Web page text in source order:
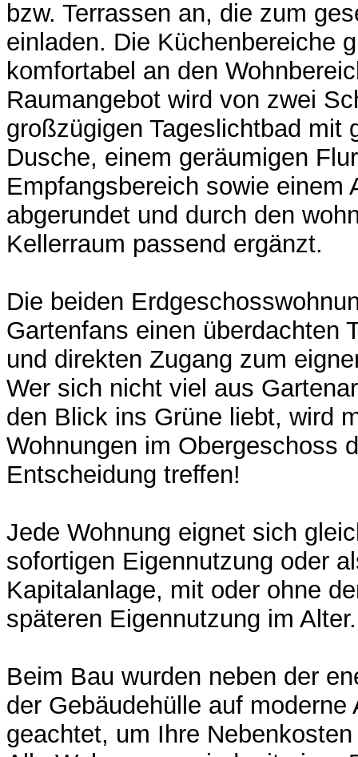
bzw. Terrassen an, die zum
einladen. Die Küchenbereiche
komfortabel an den
Raumangebot wird von zwei
großzügigen Tageslichtbad mit
Dusche, einem geräumigen
Empfangsbereich sowie einem
abgerundet und durch den
Kellerraum passend ergänzt.
Die beiden
Gartenfans einen überdachten
und direkten Zugang zum
Wer sich nicht viel aus
den Blick ins Grüne liebt, wird
Wohnungen im Obergeschoss
Entscheidung treffen!
Jede Wohnung eignet sich
sofortigen Eigennutzung oder
Kapitalanlage, mit oder ohne
späteren Eigennutzung im Alter.
Beim Bau wurden neben der
der Gebäudehülle auf moderne
geachtet, um Ihre